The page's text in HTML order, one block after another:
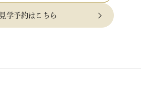
見学予約はこちら